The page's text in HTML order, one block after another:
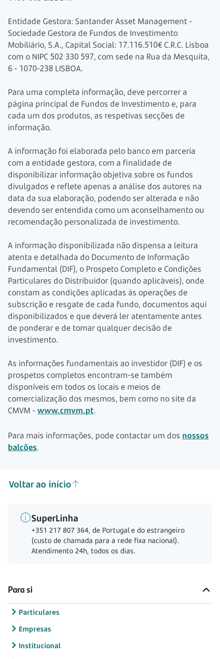
Entidade Gestora: Santander Asset Management -
Sociedade Gestora de Fundos de Investimento
Mobiliário, S.A., Capital Social: 17.116.510€ C.R.C. Lisboa
com o NIPC 502 330 597, com sede na Rua da Mesquita,
6 - 1070-238 LISBOA.
Para uma completa informação, deve percorrer a
página principal de Fundos de Investimento e, para
cada um dos produtos, as respetivas secções de
informação.
A informação foi elaborada pelo banco em parceria
com a entidade gestora, com a finalidade de
disponibilizar informação objetiva sobre os fundos
divulgados e reflete apenas a análise dos autores na
data da sua elaboração, podendo ser alterada e não
devendo ser entendida como um aconselhamento ou
recomendação personalizada de investimento.
A informação disponibilizada não dispensa a leitura
atenta e detalhada do Documento de Informação
Fundamental (DIF), o Prospeto Completo e Condições
Particulares do Distribuidor (quando aplicáveis), onde
constam as condições aplicadas às operações de
subscrição e resgate de cada fundo, documentos aqui
disponibilizados e que deverá ler atentamente antes
de ponderar e de tomar qualquer decisão de
investimento.
As informações fundamentais ao investidor (DIF) e os
prospetos completos encontram-se também
disponíveis em todos os locais e meios de
comercialização dos mesmos, bem como no site da
CMVM -www.cmvm.pt.
Para mais informações, pode contactar um dos nossos
balcões.
Voltar ao início
SuperLinha
+351 217 807 364, de Portugal e do estrangeiro
(custo de chamada para a rede fixa nacional).
Atendimento 24h, todos os dias.
Para si
Particulares
Empresas
Institucional